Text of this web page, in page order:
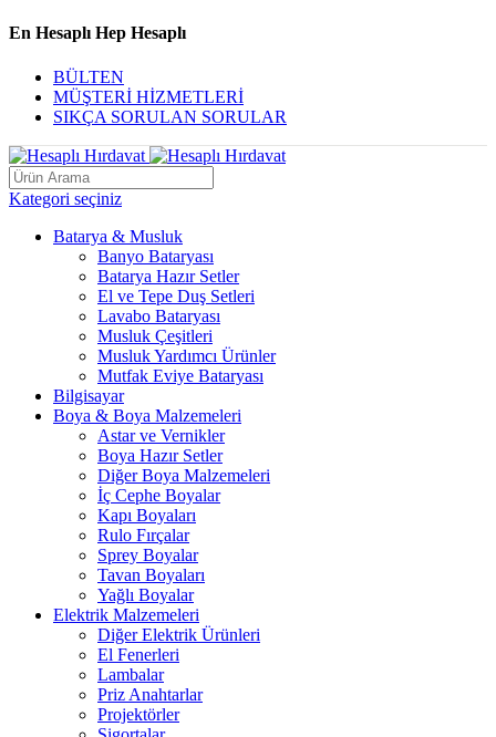
En Hesaplı Hep Hesaplı
BÜLTEN
MÜŞTERİ HİZMETLERİ
SIKÇA SORULAN SORULAR
Kategori seçiniz
Batarya & Musluk
Banyo Bataryası
Batarya Hazır Setler
El ve Tepe Duş Setleri
Lavabo Bataryası
Musluk Çeşitleri
Musluk Yardımcı Ürünler
Mutfak Eviye Bataryası
Bilgisayar
Boya & Boya Malzemeleri
Astar ve Vernikler
Boya Hazır Setler
Diğer Boya Malzemeleri
İç Cephe Boyalar
Kapı Boyaları
Rulo Fırçalar
Sprey Boyalar
Tavan Boyaları
Yağlı Boyalar
Elektrik Malzemeleri
Diğer Elektrik Ürünleri
El Fenerleri
Lambalar
Priz Anahtarlar
Projektörler